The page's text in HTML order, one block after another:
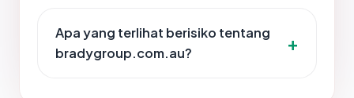
Apa yang terlihat berisiko tentang
bradygroup.com.au?